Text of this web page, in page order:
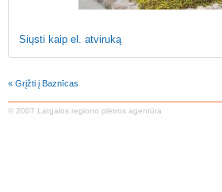
Siųsti kaip el. atviruką
« Grįžti į Baznīcas
© 2007 Latgalos regiono plėtros agentūra